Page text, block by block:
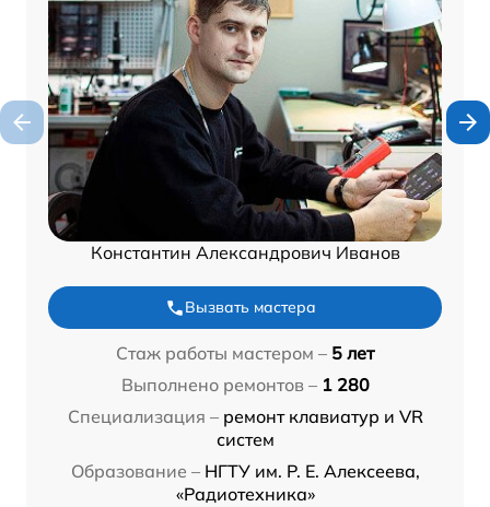
Константин Александрович Иванов
Вызвать мастера
Стаж работы мастером – 5 лет
Выполнено ремонтов – 1 280
Специализация – ремонт клавиатур и VR
систем
Образование – НГТУ им. Р. Е. Алексеева,
«Радиотехника»